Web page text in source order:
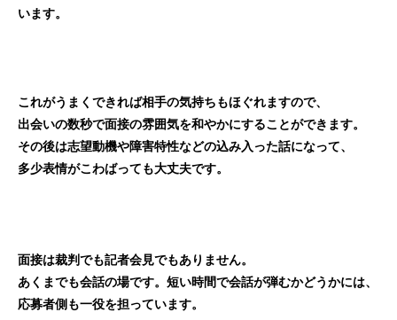
います。
これがうまくできれば相手の気持ちもほぐれますので、
出会いの数秒で面接の雰囲気を和やかにすることができます。
その後は志望動機や障害特性などの込み入った話になって、
多少表情がこわばっても大丈夫です。
面接は裁判でも記者会見でもありません。
あくまでも会話の場です。短い時間で会話が弾むかどうかには、
応募者側も一役を担っています。